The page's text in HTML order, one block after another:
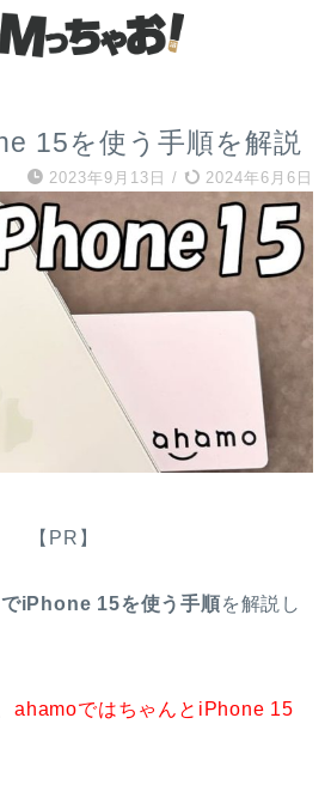
15を使う手順を解説
2023年9月13日 / 2024年6月6日
【PR】
iPhone 15を使う手順を解説し
ahamoではちゃんとiPhone 15